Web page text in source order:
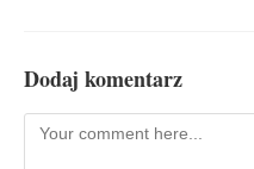
Dodaj komentarz